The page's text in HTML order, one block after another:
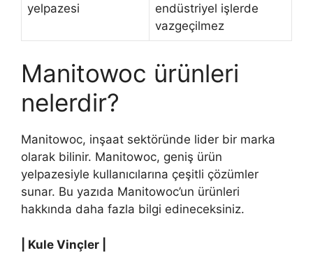
yelpazesi
endüstriyel işlerde
vazgeçilmez
Manitowoc ürünleri
nelerdir?
Manitowoc, inşaat sektöründe lider bir marka
olarak bilinir. Manitowoc, geniş ürün
yelpazesiyle kullanıcılarına çeşitli çözümler
sunar. Bu yazıda Manitowoc’un ürünleri
hakkında daha fazla bilgi edineceksiniz.
| Kule Vinçler |